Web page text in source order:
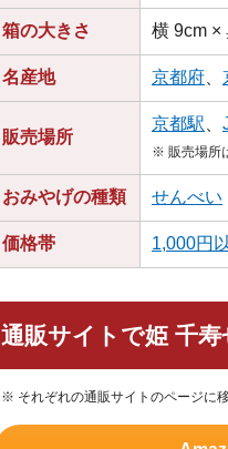
箱の大きさ 横 9cm ×
名産地 京都府
販売場所
京都駅
※ 販売場所
おみやげの種類 せんべい
価格帯 1,000円
通販サイトで姫 千
※ それぞれの通販サイトのページに